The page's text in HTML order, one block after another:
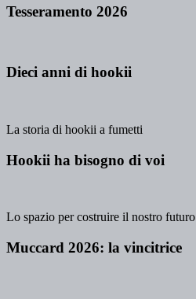
Tesseramento 2026
Dieci anni di hookii
La storia di hookii a fumetti
Hookii ha bisogno di voi
Lo spazio per costruire il nostro futuro
Muccard 2026: la vincitrice